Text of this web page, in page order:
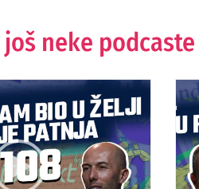
neke podcaste